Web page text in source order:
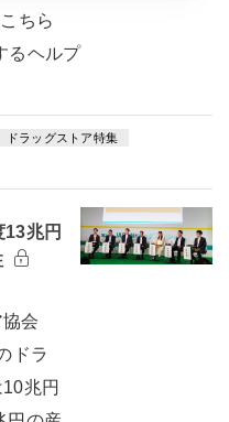
ちら
るヘルプ
ドラッグストア特集
兆円
会
ドラ
兆円